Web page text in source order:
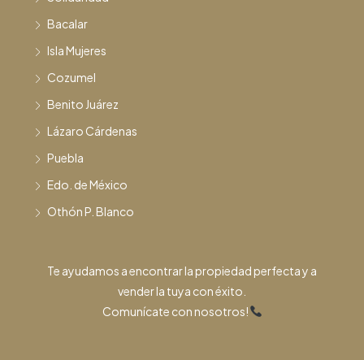
Bacalar
Isla Mujeres
Cozumel
Benito Juárez
Lázaro Cárdenas
Puebla
Edo. de México
Othón P. Blanco
Te ayudamos a encontrar la propiedad perfecta y a
vender la tuya con éxito.
Comunícate con nosotros!